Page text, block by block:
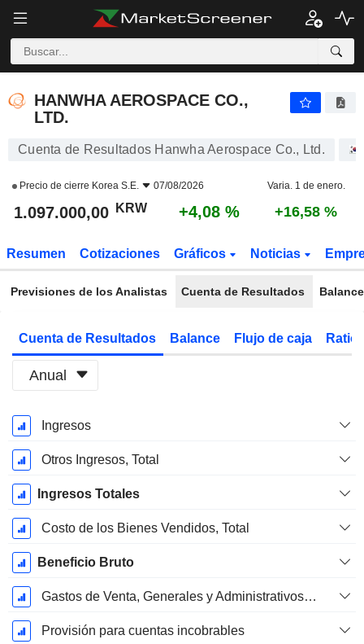
HANWHA AEROSPACE CO.,
LTD.
Cuenta de Resultados Hanwha Aerospace Co., Ltd.
Precio de cierre Korea S.E. 07/08/2026 Varia. 1 de enero.
1.097.000,00 KRW +4,08 % +16,58 %
Resumen Cotizaciones Gráficos Noticias
Previsiones de los Analistas Cuenta de Resultados Balance
Cuenta de Resultados Balance Flujo de caja
Anual
Período
fiscal:
Diciembre
Ingresos
Otros Ingresos, Total
Ingresos Totales
Costo de los Bienes Vendidos, Total
Beneficio Bruto
Gastos de Venta, Generales y Administrativos, Total
Provisión para cuentas incobrables